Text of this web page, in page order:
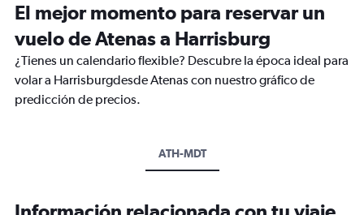
El mejor momento para reservar un
vuelo de Atenas a Harrisburg
¿Tienes un calendario flexible? Descubre la época ideal para
volar a Harrisburgdesde Atenas con nuestro gráfico de
predicción de precios.
ATH-MDT